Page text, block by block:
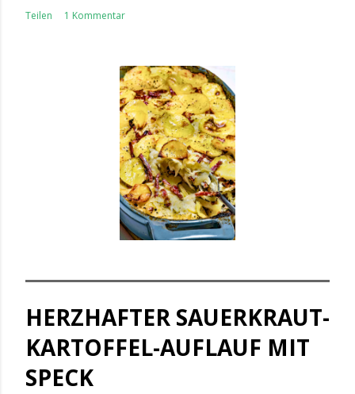
Teilen 1 Kommentar
HERZHAFTER SAUERKRAUT-
KARTOFFEL-AUFLAUF MIT
SPECK